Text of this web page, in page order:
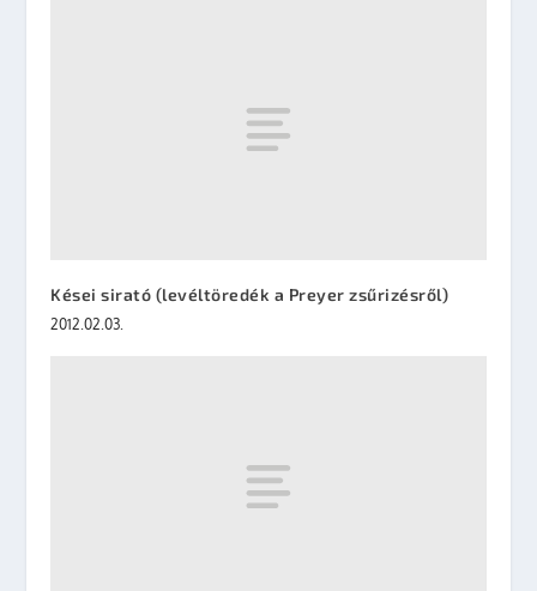
Kései sirató (levéltöredék a Preyer zsűrizésről)
2012.02.03.